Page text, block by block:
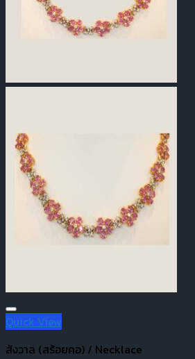
Quick View
สังวาล (สร้อยคอ) / Necklace